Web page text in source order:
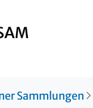
Sammlungen